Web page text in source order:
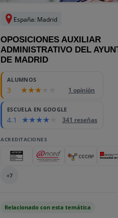
España: Madrid
OPOSICIONES AUXILIAR
ADMINISTRATIVO DEL
DE MADRID
ALUMNOS
3 1 opinión
ESCUELA EN GOOGLE
4.1 341 reseñas
ACREDITACIONES
+7
Relacionado con esta temática